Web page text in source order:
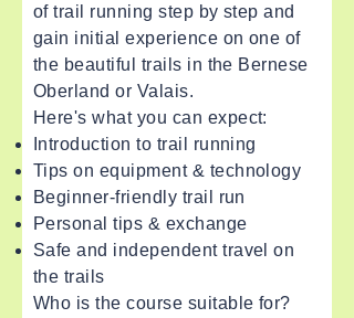
of trail running step by step and
gain initial experience on one of
the beautiful trails in the Bernese
Oberland or Valais.
Here's what you can expect:
Introduction to trail running
Tips on equipment & technology
Beginner-friendly trail run
Personal tips & exchange
Safe and independent travel on
the trails
Who is the course suitable for?